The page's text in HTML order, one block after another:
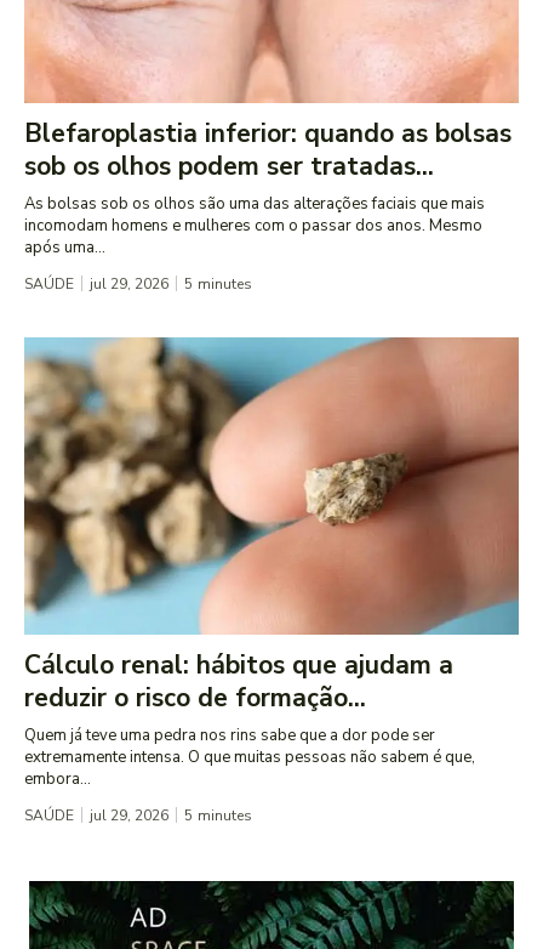
Blefaroplastia inferior: quando as bolsas
sob os olhos podem ser tratadas...
As bolsas sob os olhos são uma das alterações faciais que mais
incomodam homens e mulheres com o passar dos anos. Mesmo
após uma...
SAÚDE jul 29, 2026 5 minutes
Cálculo renal: hábitos que ajudam a
reduzir o risco de formação...
Quem já teve uma pedra nos rins sabe que a dor pode ser
extremamente intensa. O que muitas pessoas não sabem é que,
embora...
SAÚDE jul 29, 2026 5 minutes